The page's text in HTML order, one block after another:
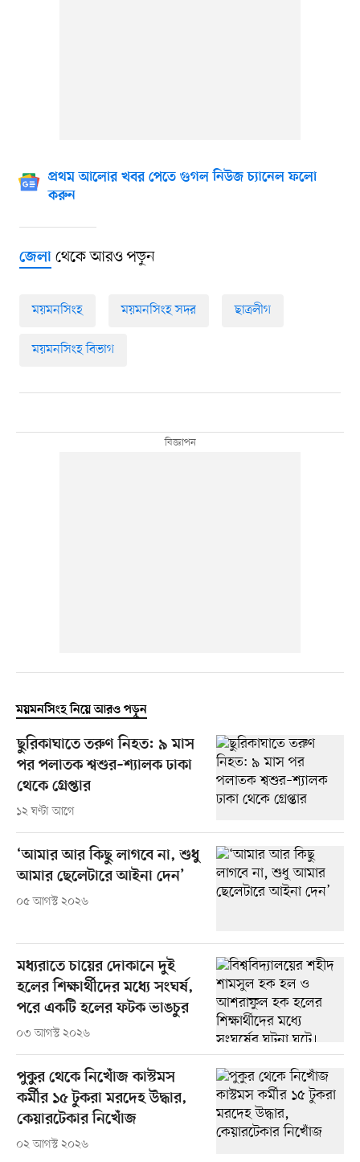
প্রথম আলোর খবর পেতে গুগল নিউজ চ্যানেল ফলো
করুন
জেলাথেকে আরও পড়ুন
ময়মনসিংহ ময়মনসিংহ সদর ছাত্রলীগ
ময়মনসিংহ বিভাগ
ময়মনসিংহ নিয়ে আরও পড়ুন
ছুরিকাঘাতে তরুণ নিহত: ৯ মাস
পর পলাতক শ্বশুর–শ্যালক ঢাকা
থেকে গ্রেপ্তার
১২ ঘণ্টা আগে
‘আমার আর কিছু লাগবে না, শুধু
আমার ছেলেটারে আইনা দেন’
০৫ আগস্ট ২০২৬
মধ্যরাতে চায়ের দোকানে দুই
হলের শিক্ষার্থীদের মধ্যে সংঘর্ষ,
পরে একটি হলের ফটক ভাঙচুর
০৩ আগস্ট ২০২৬
পুকুর থেকে নিখোঁজ কাস্টমস
কর্মীর ১৫ টুকরা মরদেহ উদ্ধার,
কেয়ারটেকার নিখোঁজ
০২ আগস্ট ২০২৬